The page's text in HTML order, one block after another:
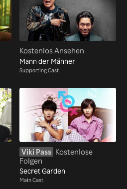
Kostenlos Ansehen
Mann der Männer
Supporting Cast
Viki Pass Kostenlose
Folgen
Secret Garden
Main Cast